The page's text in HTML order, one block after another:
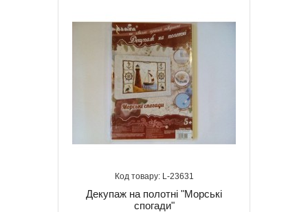
23631
Декупаж на полотні "Морські
спогади"